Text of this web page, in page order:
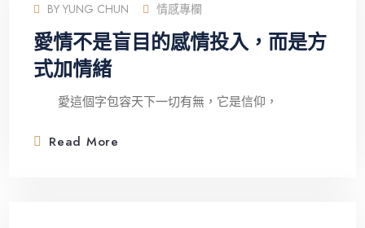
BYYUNG CHUN 情感專欄
愛情不是盲目的感情投入，而是方
式加情緒
愛這個字包容天下一切有無，它是信仰，
Read More